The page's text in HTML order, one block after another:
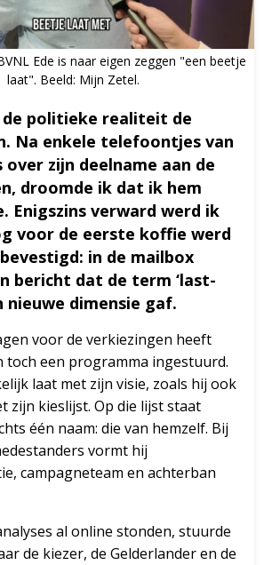
Ede is naar eigen zeggen "een beetje
laat". Beeld: Mijn Zetel.
de politieke realiteit de
Na enkele telefoontjes van
over zijn deelname aan de
droomde ik dat ik hem
Enigszins verward werd ik
voor de eerste koffie werd
in de mailbox
bericht dat de term ‘last-
nieuwe dimensie gaf.
voor de verkiezingen heeft
toch een programma ingestuurd.
laat met zijn visie, zoals hij ook
zijn kieslijst. Op die lijst staat
één naam: die van hemzelf. Bij
vormt hij
campagneteam en achterban
al online stonden, stuurde
de kiezer, de Gelderlander en de